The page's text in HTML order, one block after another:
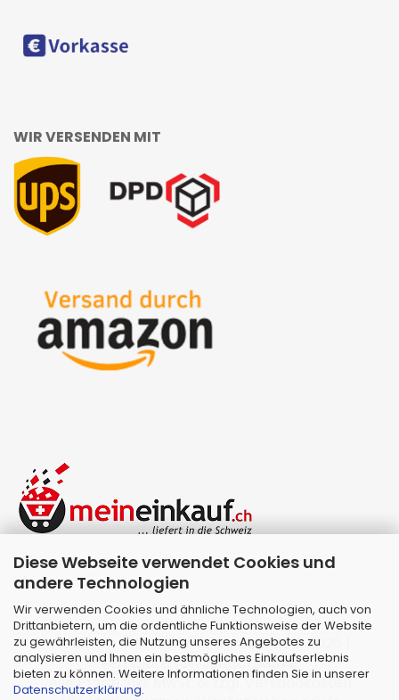
Diese Webseite verwendet Cookies und
andere Technologien
Wir verwenden Cookies und ähnliche Technologien, auch von
Drittanbietern, um die ordentliche Funktionsweise der Website
zu gewährleisten, die Nutzung unseres Angebotes zu
analysieren und Ihnen ein bestmögliches Einkaufserlebnis
bieten zu können. Weitere Informationen finden Sie in unserer
Datenschutzerklärung.
WIR VERSENDEN MIT
Webshop erstellenmit Gambio.de © 2026 |
Template vonJungCreative.
Alle Preise inkl. MwSt. & zzgl. Versandkosten